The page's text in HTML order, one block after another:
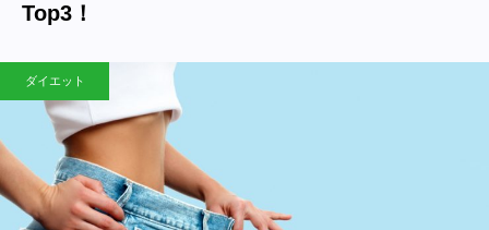
Top3！
ダイエット